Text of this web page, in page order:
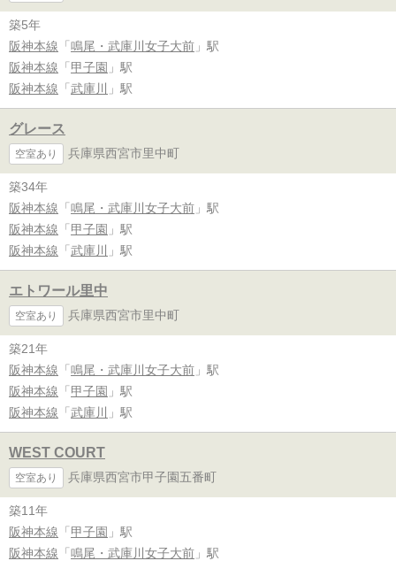
築5年
阪神本線 「 鳴尾・武庫川女子大前 」駅
阪神本線 「 甲子園 」駅
阪神本線 「 武庫川 」駅
グレース
空室あり 兵庫県西宮市里中町
築34年
阪神本線 「 鳴尾・武庫川女子大前 」駅
阪神本線 「 甲子園 」駅
阪神本線 「 武庫川 」駅
エトワール里中
空室あり 兵庫県西宮市里中町
築21年
阪神本線 「 鳴尾・武庫川女子大前 」駅
阪神本線 「 甲子園 」駅
阪神本線 「 武庫川 」駅
WEST COURT
空室あり 兵庫県西宮市甲子園五番町
築11年
阪神本線 「 甲子園 」駅
阪神本線 「 鳴尾・武庫川女子大前 」駅